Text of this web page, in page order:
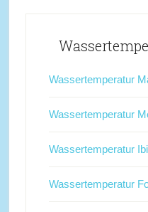
Wassertemperatur
Wassertemperatur
Wassertemperatur
Wassertemperatur